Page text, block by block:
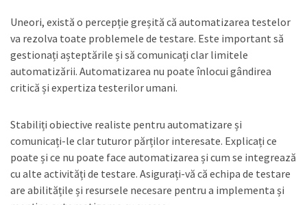
Uneori, există o percepție greșită că automatizarea testelor
va rezolva toate problemele de testare. Este important să
gestionați așteptările și să comunicați clar limitele
automatizării. Automatizarea nu poate înlocui gândirea
critică și expertiza testerilor umani.
Stabiliți obiective realiste pentru automatizare și
comunicați-le clar tuturor părților interesate. Explicați ce
poate și ce nu poate face automatizarea și cum se integrează
cu alte activități de testare. Asigurați-vă că echipa de testare
are abilitățile și resursele necesare pentru a implementa și